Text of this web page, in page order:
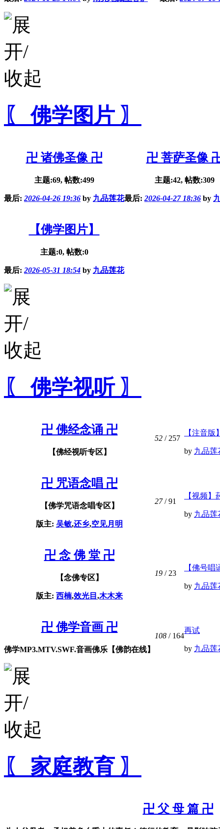
〖 佛学图片 〗
卍 诸佛圣像 卍
主题:69, 帖数:499
最后: 2026-04-26 19:36 by 九品莲花
卍 菩萨圣像
主题:42, 帖数:309
最后: 2026-04-27 18:36 by
【佛学图片】
主题:0, 帖数:0
最后: 2026-05-31 18:54 by 九品莲花
〖 佛学视听 〗
卍 佛经念诵 卍
【佛经视听专区】
52 / 257
【注音
by 九品莲
卍 咒语念唱 卍
【佛学咒语念唱专区】
版主: 吴敏,还乡,空见月明
27/ 91
【视频】
by 九品莲
卍 念 佛 堂 卍
【念佛专区】
版主: 西楠,效光目 ,木木来
19 / 23
【佛号
by 九品莲
卍 佛学音画 卍
佛学MP3.MTV.SWF.音画佛乐【佛韵在线】
108 / 164
再试
by 九品莲
〖 家庭教育 〗
卍 父 母 篇 卍